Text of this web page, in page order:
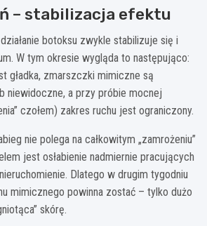
– stabilizacja efektu
działanie botoksu zwykle stabilizuje się i
W tym okresie wygląda to następująco:
gładka, zmarszczki mimiczne są
niewidoczne, a przy próbie mocnej
czołem) zakres ruchu jest ograniczony.
nie polega na całkowitym „zamrożeniu”
jest osłabienie nadmiernie pracujących
Dlatego w drugim tygodniu
mimicznego powinna zostać – tylko dużo
skórę.